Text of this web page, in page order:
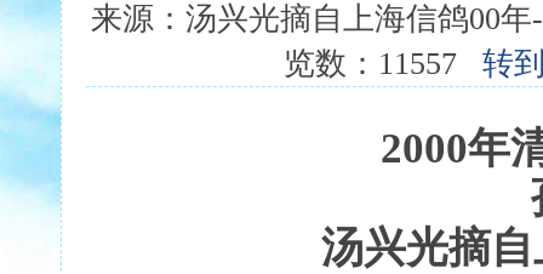
来源：汤兴光摘自上海信鸽00
览数：11557 转
2000年
汤兴光摘